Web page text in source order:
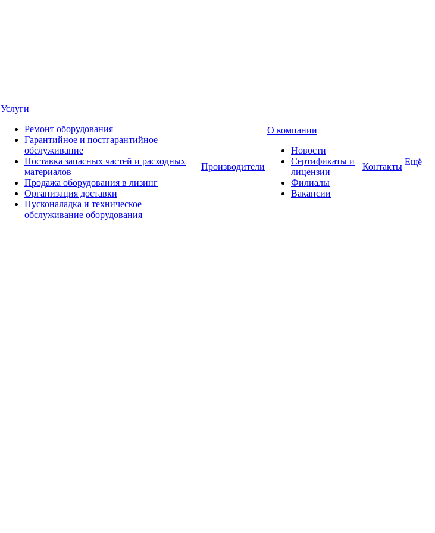
Услуги
Ремонт оборудования
Гарантийное и постгарантийное
обслуживание
Поставка запасных частей и расходных
материалов
Продажа оборудования в лизинг
Организация доставки
Пусконаладка и техническое
обслуживание оборудования
Производители
О компании
Новости
Сертификаты и
лицензии
Филиалы
Вакансии
Контакты Ещё